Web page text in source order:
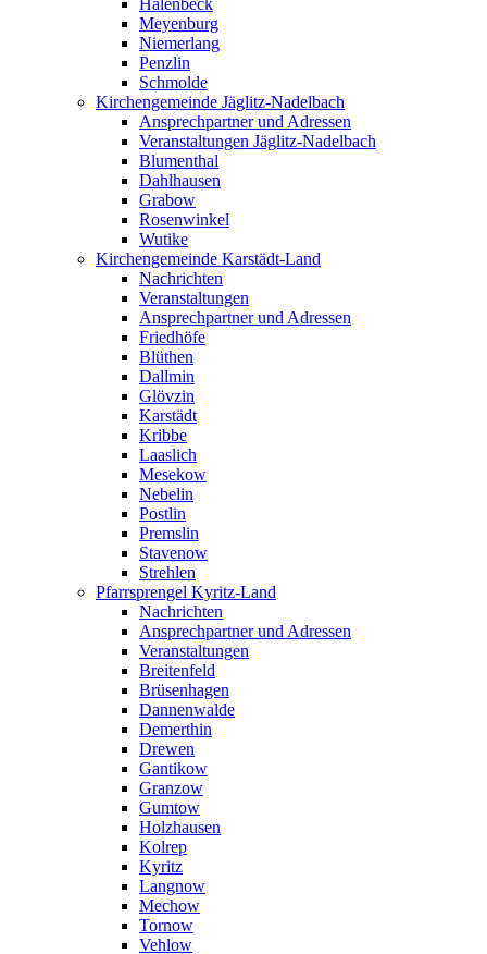
Halenbeck
Meyenburg
Niemerlang
Penzlin
Schmolde
Kirchengemeinde Jäglitz-Nadelbach
Ansprechpartner und Adressen
Veranstaltungen Jäglitz-Nadelbach
Blumenthal
Dahlhausen
Grabow
Rosenwinkel
Wutike
Kirchengemeinde Karstädt-Land
Nachrichten
Veranstaltungen
Ansprechpartner und Adressen
Friedhöfe
Blüthen
Dallmin
Glövzin
Karstädt
Kribbe
Laaslich
Mesekow
Nebelin
Postlin
Premslin
Stavenow
Strehlen
Pfarrsprengel Kyritz-Land
Nachrichten
Ansprechpartner und Adressen
Veranstaltungen
Breitenfeld
Brüsenhagen
Dannenwalde
Demerthin
Drewen
Gantikow
Granzow
Gumtow
Holzhausen
Kolrep
Kyritz
Langnow
Mechow
Tornow
Vehlow